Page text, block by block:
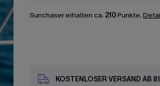
Sunchaser erhalten ca. 210Punkte.
KOSTENLOSER VERSAND AB